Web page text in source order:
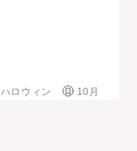
ハロウィン 10月